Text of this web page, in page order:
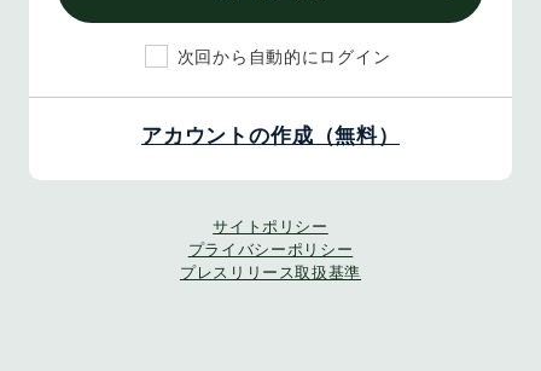
次回から自動的にログイン
アカウントの作成（無料）
サイトポリシー
プライバシーポリシー
プレスリリース取扱基準